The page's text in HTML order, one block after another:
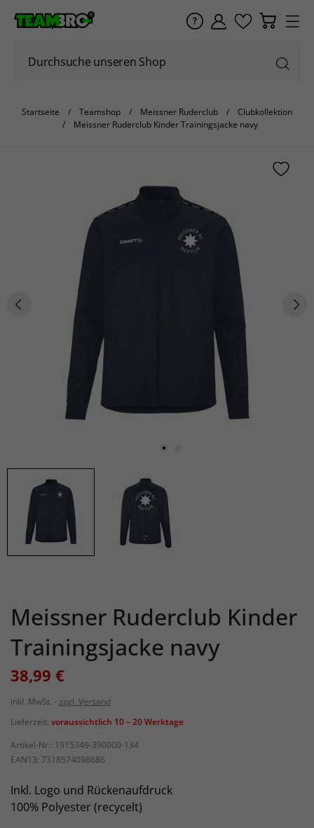
Startseite Teamshop Meissner Ruderclub
Clubkollektion
Meissner Ruderclub Kinder Trainingsjacke navy
Meissner Ruderclub Kinder
Trainingsjacke navy
38,99 €
inkl. MwSt.
zzgl. Versand
Lieferzeit: voraussichtlich 10 – 20 Werktage
Artikel-Nr.: 1915349-390000-134
EAN13: 7318574098686
Inkl. Logo und Rückenaufdruck
100% Polyester (recycelt)